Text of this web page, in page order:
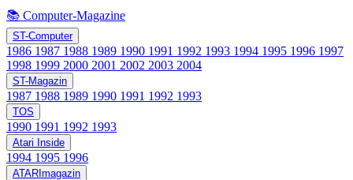
📚 Computer-Magazine
ST-Computer
1986 1987 1988 1989 1990 1991 1992 1993 1994 1995 1996 1997
1998 1999 2000 2001 2002 2003 2004
ST-Magazin
1987 1988 1989 1990 1991 1992 1993
TOS
1990 1991 1992 1993
Atari Inside
1994 1995 1996
ATARImagazin